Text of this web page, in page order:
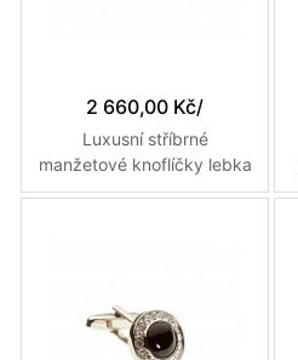
2 660,00 Kč/
Luxusní stříbrné
manžetové knoflíčky lebka
ručně osazené křištály